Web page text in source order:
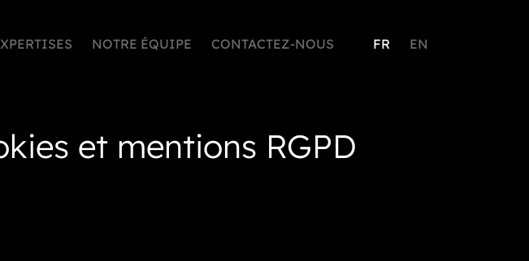
NOTRE ÉQUIPE CONTACTEZ-NOUS FR EN
et mentions RGPD